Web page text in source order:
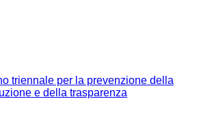
triennale per la prevenzione della
e della trasparenza